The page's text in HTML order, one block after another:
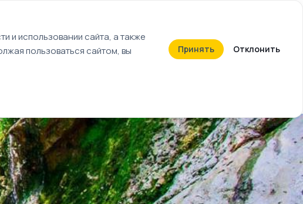
Календарь событий Билеты
и использовании сайта, а также
пользоваться сайтом, вы
Принять Отклонить